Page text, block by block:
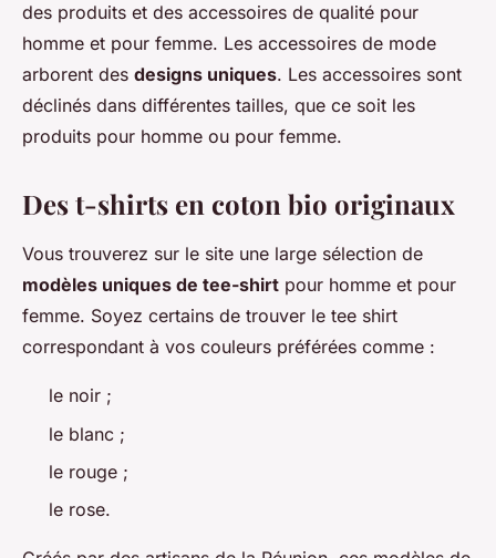
des produits et des accessoires de qualité pour
homme et pour femme. Les accessoires de mode
arborent des designs uniques. Les accessoires sont
déclinés dans différentes tailles, que ce soit les
produits pour homme ou pour femme.
Des t-shirts en coton bio originaux
Vous trouverez sur le site une large sélection de
modèles uniques de tee-shirt pour homme et pour
femme. Soyez certains de trouver le tee shirt
correspondant à vos couleurs préférées comme :
le noir ;
le blanc ;
le rouge ;
le rose.